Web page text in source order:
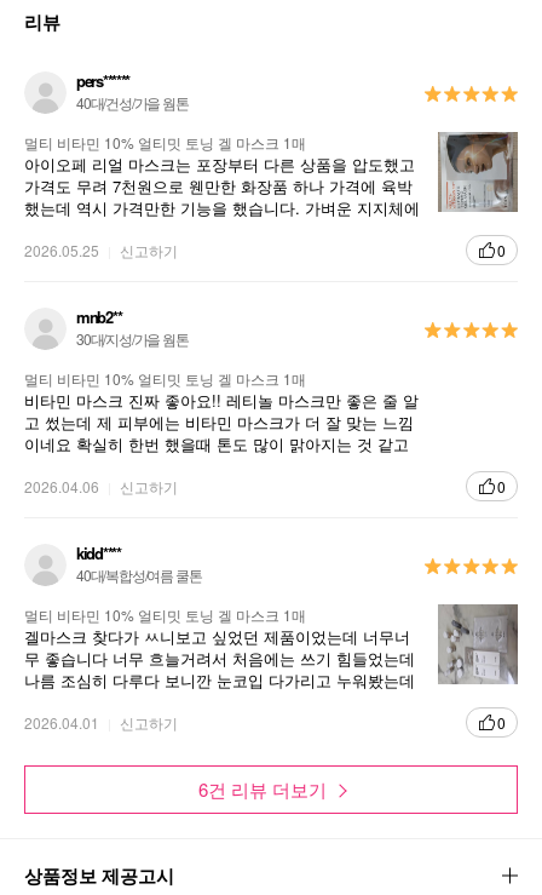
리뷰
pers******
40대/건성/가을 웜톤
멀티 비타민 10% 얼티밋 토닝 겔 마스크 1매
아이오페 리얼 마스크는 포장부터 다른 상품을 압도했고
가격도 무려 7천원으로 웬만한 화장품 하나 가격에 육박
했는데 역시 가격만한 기능을 했습니다. 가벼운 지지체에
복시켜 주었습니다.
2026.05.25 신고하기 0
mnb2**
30대/지성/가을 웜톤
멀티 비타민 10% 얼티밋 토닝 겔 마스크 1매
비타민 마스크 진짜 좋아요!! 레티놀 마스크만 좋은 줄 알
고 썼는데 제 피부에는 비타민 마스크가 더 잘 맞는 느낌
이네요 확실히 한번 했을때 톤도 많이 맑아지는 것 같고
고 싶어집니다
2026.04.06 신고하기 0
kidd****
40대/복합성/여름 쿨톤
멀티 비타민 10% 얼티밋 토닝 겔 마스크 1매
겔마스크 찾다가 ㅆ니보고 싶었던 제품이었는데 너무너
무 좋습니다 너무 흐늘거려서 처음에는 쓰기 힘들었는데
나름 조심히 다루다 보니깐 눈코입 다가리고 누워봤는데
2026.04.01 신고하기 0
6건 리뷰 더보기
상품정보 제공고시